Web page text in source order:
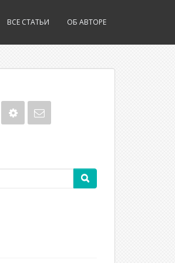
ВСЕ СТАТЬИ ОБ АВТОРЕ